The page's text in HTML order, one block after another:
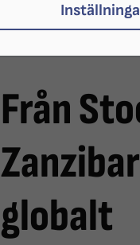
Från
globalt